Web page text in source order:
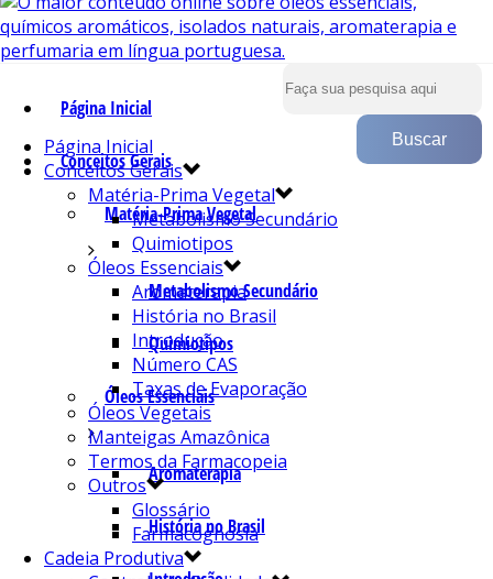
Página Inicial
Conceitos Gerais
Matéria-Prima Vegetal
Metabolismo Secundário
Quimiotipos
Óleos Essenciais
Aromaterapia
História no Brasil
Página Inicial
Conceitos Gerais
Matéria-Prima Vegetal
Metabolismo Secundário
Quimiotipos
Óleos Essenciais
Aromaterapia
História no Brasil
Introdução
Número CAS
Taxas de Evaporação
Óleos Vegetais
Manteigas Amazônica
Termos da Farmacopeia
Outros
Glossário
Farmacognosia
Cadeia Produtiva